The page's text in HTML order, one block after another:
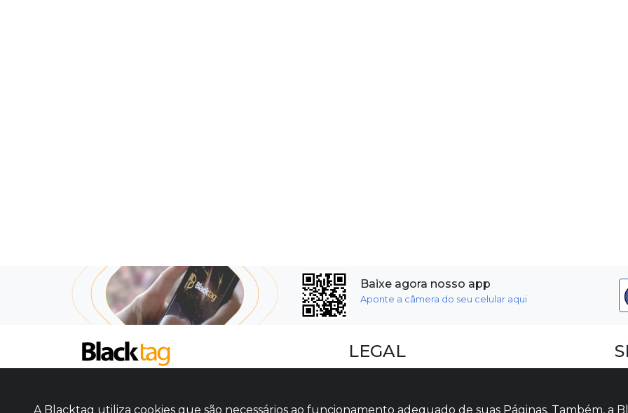
Baixe agora nosso app
Aponte a câmera do seu celular aqui
LEGAL
A Blacktag utiliza cookies que são necessários ao funcionamento adequado de suas Páginas. Também, a